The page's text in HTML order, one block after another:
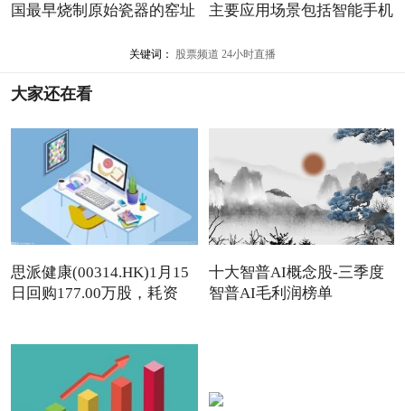
国最早烧制原始瓷器的窑址
主要应用场景包括智能手机
关键词： 股票频道 24小时直播
大家还在看
思派健康(00314.HK)1月15
日回购177.00万股，耗资
十大智普AI概念股-三季度
智普AI毛利润榜单